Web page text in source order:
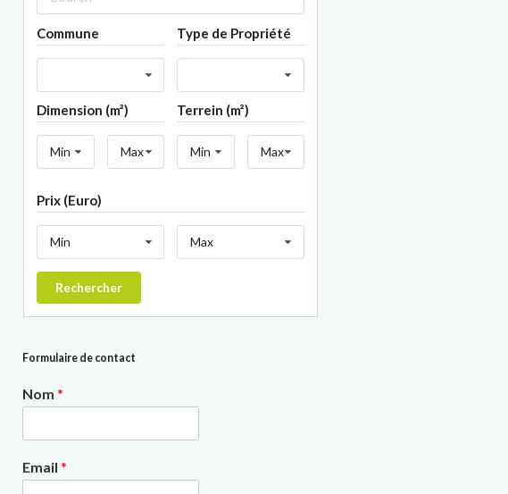
Commune Type de Propriété
Dimension (m²)
Min Max
Terrein (m²)
Min Max
Prix (Euro)
Min Max
Rechercher
Formulaire de contact
Nom*
Email*